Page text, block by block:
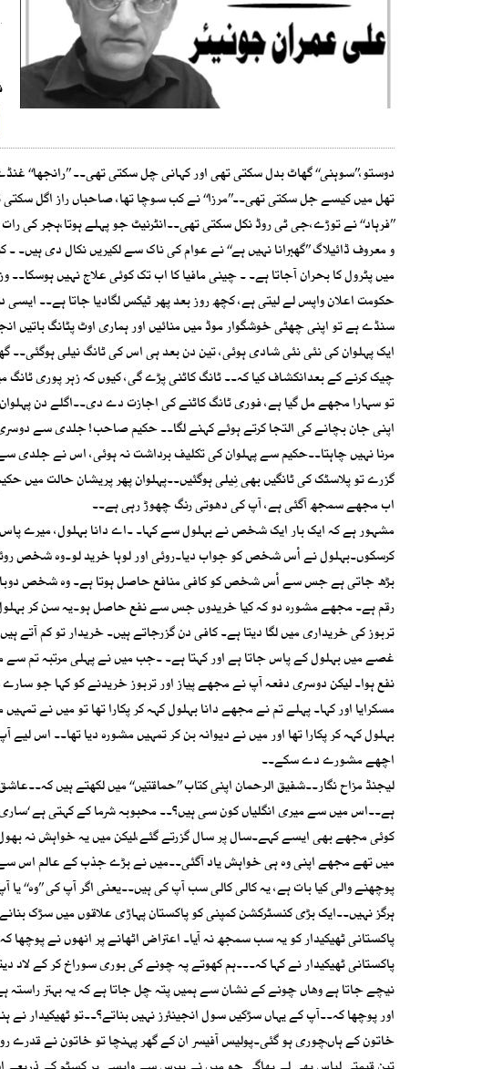
دوستو،’’سوہنی‘‘ گھاٹ بدل سکتی تھی اور کہانی چل سکتی تھی۔۔ ’’رانجھا‘‘
تھل میں کیسے جل سکتی تھی۔۔’’مرزا‘‘ نے کب سوچا تھا، صاحباں راز اگل سکتی
’’فرہاد‘‘ نے توڑے،جی ٹی روڈ نکل سکتی تھی۔۔انٹرنیٹ جو پہلے ہوتا،ہجر
و معروف ڈائیلاگ ’’گھبرانا نہیں ہے‘‘ نے عوام کی ناک سے لکیریں نکال دی
میں پٹرول کا بحران آجاتا ہے۔ ۔ چینی مافیا کا اب تک کوئی علاج نہیں
حکومت اعلان واپس لے لیتی ہے، کچھ روز بعد پھر ٹیکس لگادیا جاتا ہے۔۔ ایسی
سنڈے ہے تو اپنی چھٹی خوشگوار موڈ میں منائیں اور ہماری اوٹ پٹانگ باتیں
ایک پہلوان کی نئی نئی شادی ہوئی، تین دن بعد ہی اس کی ٹانگ نیلی
چیک کرنے کے بعدانکشاف کیا کہ۔۔ ٹانگ کاٹنی پڑے گی، کیوں کہ زہر پوری
تو سہارا مجھے مل گیا ہے، فوری ٹانگ کاٹنے کی اجازت دے دی۔۔اگلے دن
اپنی جان بچانے کی التجا کرتے ہوئے کہنے لگا۔۔ حکیم صاحب! جلدی سے
مرنا نہیں چاہتا۔۔حکیم سے پہلوان کی تکلیف برداشت نہ ہوئی، اس نے جلدی
گزرے تو پلاسٹک کی ٹانگیں بھی نِیلی ہوگئیں۔۔پہلوان پھر پریشان حالت میں
اب مجھے سمجھ آگئی ہے، آپ کی دھوتی رنگ چھوڑ رہی ہے۔۔
مشہور ہے کہ ایک بار ایک شخص نے بہلول سے کہا۔ ۔اے دانا بہلول، میرے
کرسکوں۔بہلول نے اْس شخص کو جواب دیا۔روئی اور لوہا خرید لو۔وہ شخص
بڑھ جاتی ہے جس سے اْس شخص کو کافی منافع حاصل ہوتا ہے۔ وہ شخص دوبارہ
رقم ہے۔ مجھے مشورہ دو کہ کیا خریدوں جس سے نفع حاصل ہو۔یہ سن کر بہلول
تربوز کی خریداری میں لگا دیتا ہے۔ کافی دن گزرجاتے ہیں۔ خریدار تو کم
غصے میں بہلول کے پاس جاتا ہے اور کہتا ہے۔ ۔جب میں نے پہلی مرتبہ تم سے
نفع ہوا۔ لیکن دوسری دفعہ آپ نے مجھے پیاز اور تربوز خریدنے کو کہا جو
مسکرایا اور کہا۔ پہلے تم نے مجھے دانا بہلول کہہ کر پکارا تھا تو میں نے
بہلول کہہ کر پکارا تھا اور میں نے دیوانہ بن کر تمہیں مشورہ دیا تھا۔۔ اس لیے
اچھے مشورے دے سکے۔۔
لیجنڈ مزاح نگار۔۔شفیق الرحمان اپنی کتاب ’’حماقتیں‘‘ میں لکھتے ہیں
ہے۔۔اس میں سے میری انگلیاں کون سی ہیں؟۔۔ محبوبہ شرما کے کہتی ہے
کوئی مجھے بھی ایسے کہے۔سال پر سال گزرتے گئے،لیکن میں یہ خواہش نہ
میں تھے مجھے اپنی وہ ہی خواہش یاد آگئی۔۔میں نے بڑے جذب کے عالم اس
پوچھنے والی کیا بات ہے، یہ کالی کالی سب آپ کی ہیں۔۔یعنی اگر آپ کی ’’وہ‘‘
ہرگز نہیں۔۔ایک بڑی کنسٹرکشن کمپنی کو پاکستان پہاڑی علاقوں میں سڑک
پاکستانی ٹھیکیدار کو یہ سب سمجھ نہ آیا۔ اعتراض اٹھانے پر انھوں نے
پاکستانی ٹھیکیدار نے کہا کہ۔۔۔ہم کھوتے پہ چونے کی بوری سوراخ کر کے لاد
نیچے جاتا ہے وھاں چونے کے نشان سے ہمیں پتہ چل جاتا ہے کہ یہ بہتر راستہ
اور پوچھا کہ۔۔آپ کے یہاں سڑکیں سول انجینئرز نہیں بناتے؟۔۔تو ٹھیکیدار نے
خاتون کے ہاںچوری ہو گئی۔پولیس آفیسر ان کے گھر پہنچا تو خاتون نے قدرے